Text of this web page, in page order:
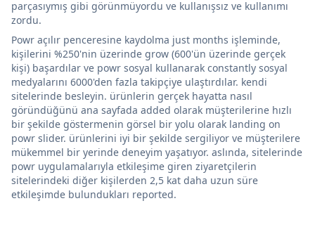
parçasıymış gibi görünmüyordu ve kullanışsız ve kullanımı
zordu.
Powr açılır penceresine kaydolma just months işleminde,
kişilerini %250'nin üzerinde grow (600'ün üzerinde gerçek
kişi) başardılar ve powr sosyal kullanarak constantly sosyal
medyalarını 6000'den fazla takipçiye ulaştırdılar. kendi
sitelerinde besleyin. ürünlerin gerçek hayatta nasıl
göründüğünü ana sayfada added olarak müşterilerine hızlı
bir şekilde göstermenin görsel bir yolu olarak landing on
powr slider. ürünlerini iyi bir şekilde sergiliyor ve müşterilere
mükemmel bir yerinde deneyim yaşatıyor. aslında, sitelerinde
powr uygulamalarıyla etkileşime giren ziyaretçilerin
sitelerindeki diğer kişilerden 2,5 kat daha uzun süre
etkileşimde bulundukları reported.